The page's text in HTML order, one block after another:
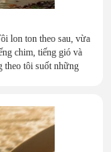
lon ton theo sau, vừa
chim, tiếng gió và
theo tôi suốt những